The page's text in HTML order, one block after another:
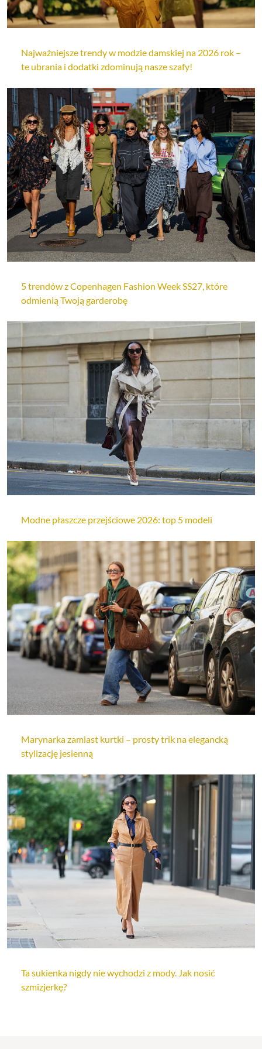
Najważniejsze trendy w modzie damskiej na 2026 rok –
te ubrania i dodatki zdominują nasze szafy!
5 trendów z Copenhagen Fashion Week SS27, które
odmienią Twoją garderobę
Modne płaszcze przejściowe 2026: top 5 modeli
Marynarka zamiast kurtki – prosty trik na elegancką
stylizację jesienną
Ta sukienka nigdy nie wychodzi z mody. Jak nosić
szmizjerkę?